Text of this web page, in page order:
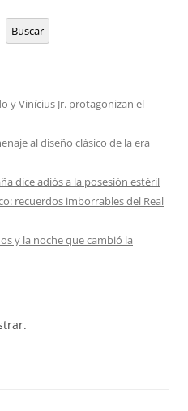
Buscar
y Vinícius Jr. protagonizan el
al diseño clásico de la era
dice adiós a la posesión estéril
recuerdos imborrables del Real
y la noche que cambió la